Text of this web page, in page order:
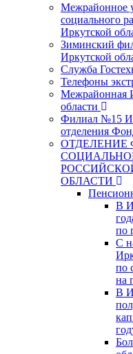
Межрайонное
социального
Иркутской
Зиминский
Иркутской
Служба
Телефоны
Межрайонная
области
Филиал №15
отделения
ОБЛАСТИ
В
по
С
по
на
В